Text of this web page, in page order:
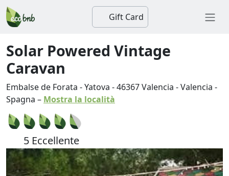
Gift Card
Solar Powered Vintage
Caravan
Embalse de Forata - Yatova -46367Valencia -Valencia -
Spagna – Mostra la località
5 Eccellente